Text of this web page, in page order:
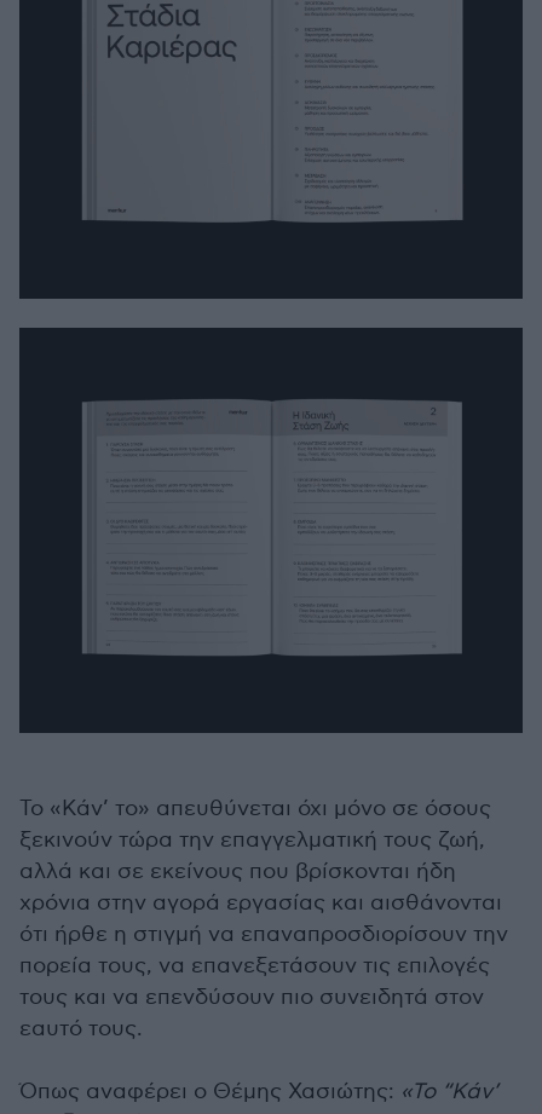
Το «Κάν’ το» απευθύνεται όχι μόνο σε όσους
ξεκινούν τώρα την επαγγελματική τους ζωή,
αλλά και σε εκείνους που βρίσκονται ήδη
χρόνια στην αγορά εργασίας και αισθάνονται
ότι ήρθε η στιγμή να επαναπροσδιορίσουν την
πορεία τους, να επανεξετάσουν τις επιλογές
τους και να επενδύσουν πιο συνειδητά στον
εαυτό τους.
Όπως αναφέρει ο Θέμης Χασιώτης: «Το “Κάν’